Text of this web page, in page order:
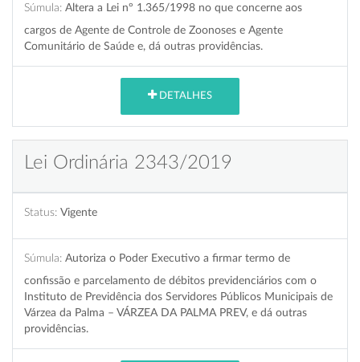
Súmula: Altera a Lei nº 1.365/1998 no que concerne aos
cargos de Agente de Controle de Zoonoses e Agente
Comunitário de Saúde e, dá outras providências.
DETALHES
Lei Ordinária 2343/2019
Status: Vigente
Súmula: Autoriza o Poder Executivo a firmar termo de
confissão e parcelamento de débitos previdenciários com o
Instituto de Previdência dos Servidores Públicos Municipais de
Várzea da Palma – VÁRZEA DA PALMA PREV, e dá outras
providências.